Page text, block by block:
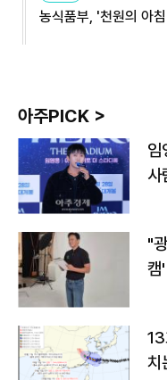
농식품부, '천원의 아
아주PICK >
임
사
"
캠
치